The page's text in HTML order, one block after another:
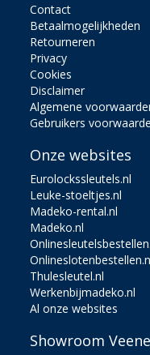
Contact
Betaalmogelijkheden
Retourneren
Privacy
Cookies
Disclaimer
Algemene
Gebruikers
Onze websites
Eurolockssleutels.nl
Leuke-stoeltjes.nl
Madeko-rental.nl
Madeko.nl
Thulesleutel.nl
Werkenbijmadeko.nl
Al onze websites
Showroom